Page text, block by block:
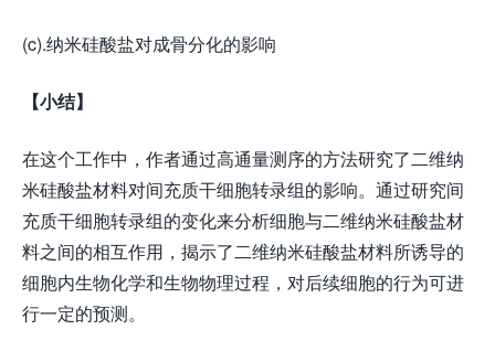
(c).纳米硅酸盐对成骨分化的影响
【小结】
在这个工作中，作者通过高通量测序的方法研究了二维纳
米硅酸盐材料对间充质干细胞转录组的影响。通过研究间
充质干细胞转录组的变化来分析细胞与二维纳米硅酸盐材
料之间的相互作用，揭示了二维纳米硅酸盐材料所诱导的
细胞内生物化学和生物物理过程，对后续细胞的行为可进
行一定的预测。